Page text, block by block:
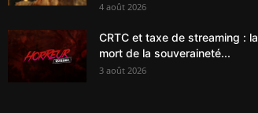
4 août 2026
CRTC et taxe de streaming : la
mort de la souveraineté...
3 août 2026